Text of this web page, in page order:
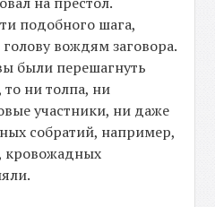
подобного шага,
вождям заговора.
были перешагнуть
ни толпа, ни
участники, ни даже
собратий, например,
кровожадных